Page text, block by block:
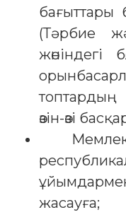
бағыттары
(Тәрбие
жөніндегі
топтардың
өзін-өзі
жасауға;